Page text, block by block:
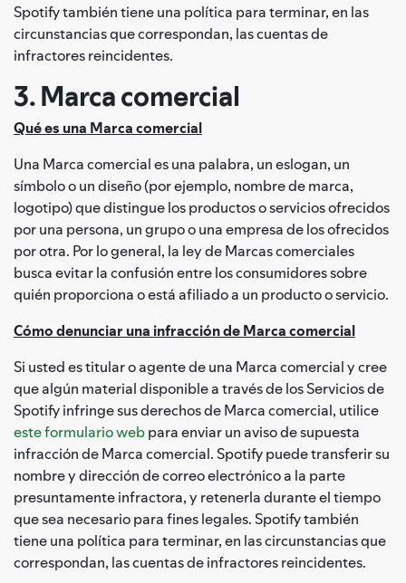
Spotify también tiene una política para terminar, en las
circunstancias que correspondan, las cuentas de
infractores reincidentes.
3. Marca comercial
Qué es una Marca comercial
Una Marca comercial es una palabra, un eslogan, un
símbolo o un diseño (por ejemplo, nombre de marca,
logotipo) que distingue los productos o servicios ofrecidos
por una persona, un grupo o una empresa de los ofrecidos
por otra. Por lo general, la ley de Marcas comerciales
busca evitar la confusión entre los consumidores sobre
quién proporciona o está afiliado a un producto o servicio.
Cómo denunciar una infracción de Marca comercial
Si usted es titular o agente de una Marca comercial y cree
que algún material disponible a través de los Servicios de
Spotify infringe sus derechos de Marca comercial, utilice
este formulario webpara enviar un aviso de supuesta
infracción de Marca comercial. Spotify puede transferir su
nombre y dirección de correo electrónico a la parte
presuntamente infractora, y retenerla durante el tiempo
que sea necesario para fines legales. Spotify también
tiene una política para terminar, en las circunstancias que
correspondan, las cuentas de infractores reincidentes.